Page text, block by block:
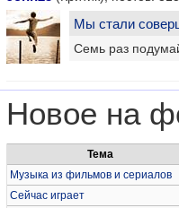
Мы стали
Семь раз
Новое на
Тема
Музыка из фильмов и сериалов
Сейчас играет